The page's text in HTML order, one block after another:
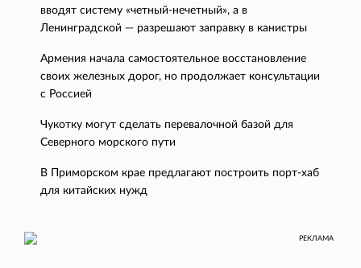
вводят систему «четный-нечетный», а в
Ленинградской — разрешают заправку в канистры
Армения начала самостоятельное восстановление
своих железных дорог, но продолжает консультации
с Россией
Чукотку могут сделать перевалочной базой для
Северного морского пути
В Приморском крае предлагают построить порт-хаб
для китайских нужд
РЕКЛАМА